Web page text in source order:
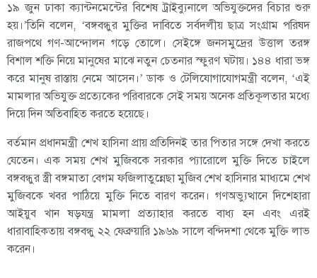
১৯ জুন ঢাকা ক্যান্টনমেন্টের বিশেষ ট্রাইব্যুনালে অভিযুক্তদের বিচার শুরু
হয়।’তিনি বলেন, ‘বঙ্গবন্ধুর মুক্তির দাবিতে সর্বদলীয় ছাত্র সংগ্রাম পরিষদ
রাজপথে গণ-আন্দোলন গড়ে তোলে। সেইঙ্গে জনসমুদ্রের উত্তাল তরঙ্গ
বিশাল শক্তি নিয়ে মানুষের মাঝে নতুন চেতনার স্ফুরণ ঘটায়। ১৪৪ ধারা ভঙ্গ
করে মানুষ রাস্তায় নেমে আসেন।’ ডাক ও টেলিযোগাযোগমন্ত্রী বলেন, ‘এই
মামলার অভিযুক্ত প্রত্যেকের পরিবারকে সেই সময় অনেক প্রতিকূলতার মধ্যে
দিয়ে দিন অতিবাহিত করতে হয়েছে।
বর্তমান প্রধানমন্ত্রী শেখ হাসিনা প্রায় প্রতিদিনই তার পিতার সঙ্গে দেখা করতে
যেতেন। এক সময় শেখ মুজিবকে সরকার প্যারোলে মুক্তি দিতে চাইলে
বঙ্গবন্ধুর স্ত্রী বঙ্গমাতা বেগম ফজিলাতুন্নেছা মুজিব শেখ হাসিনার মাধ্যমে শেখ
মুজিবকে খবর পাঠিয়ে মুক্তি নিতে বারণ করেন। গণঅভ্যুত্থানে দিশেহারা
আইয়ুব খান ষড়যন্ত্র মামলা প্রত্যাহার করতে বাধ্য হন এবং এরই
ধারাবাহিকতায় বঙ্গবন্ধু ২২ ফেব্রুয়ারি ১৯৬৯ সালে বন্দিদশা থেকে মুক্তি লাভ
করেন।